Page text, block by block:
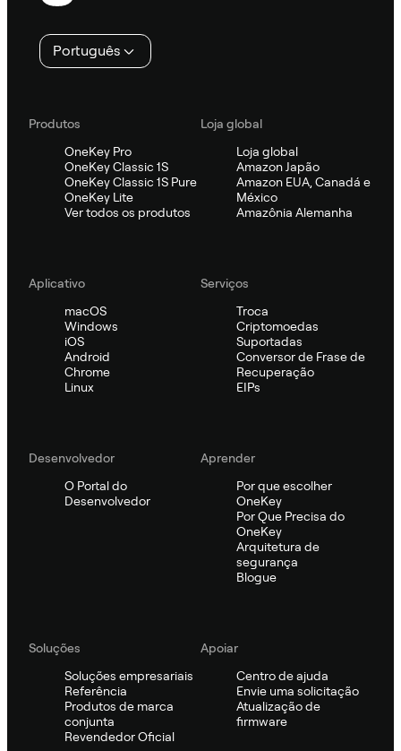
Português
Produtos
OneKey Pro
OneKey Classic 1S
OneKey Classic 1S Pure
OneKey Lite
Ver todos os produtos
Loja global
Loja global
Amazon Japão
Amazon EUA, Canadá e
México
Amazônia Alemanha
Aplicativo
macOS
Windows
iOS
Android
Chrome
Linux
Serviços
Troca
Criptomoedas
Suportadas
Conversor de Frase de
Recuperação
EIPs
Desenvolvedor
O Portal do
Desenvolvedor
Aprender
Por que escolher
OneKey
Por Que Precisa do
OneKey
Arquitetura de
segurança
Blogue
Soluções
Soluções empresariais
Referência
Produtos de marca
conjunta
Revendedor Oficial
Apoiar
Centro de ajuda
Envie uma solicitação
Atualização de
firmware